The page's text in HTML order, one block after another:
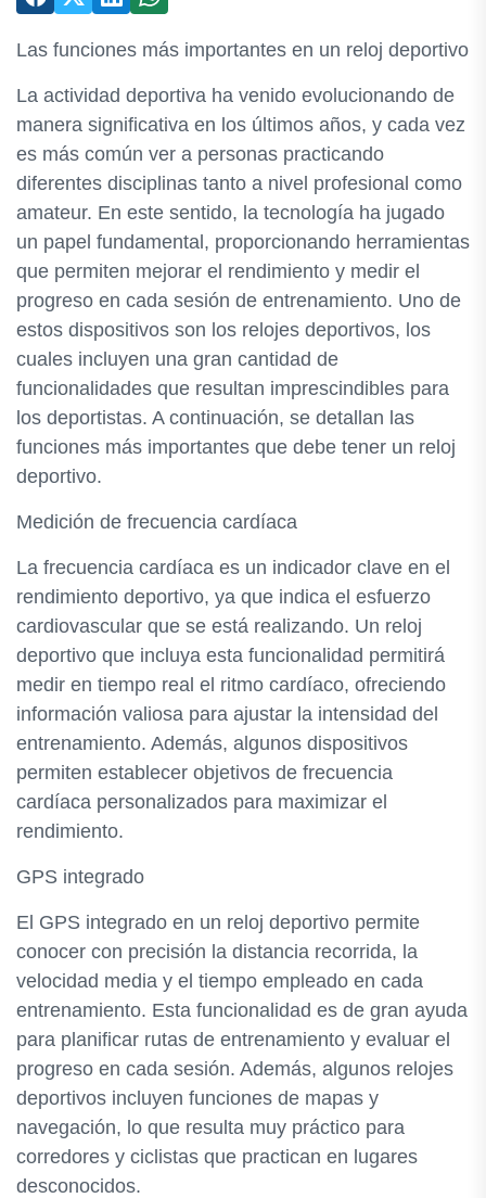
Las funciones más importantes en un reloj deportivo
La actividad deportiva ha venido evolucionando de
manera significativa en los últimos años, y cada vez
es más común ver a personas practicando
diferentes disciplinas tanto a nivel profesional como
amateur. En este sentido, la tecnología ha jugado
un papel fundamental, proporcionando herramientas
que permiten mejorar el rendimiento y medir el
progreso en cada sesión de entrenamiento. Uno de
estos dispositivos son los relojes deportivos, los
cuales incluyen una gran cantidad de
funcionalidades que resultan imprescindibles para
los deportistas. A continuación, se detallan las
funciones más importantes que debe tener un reloj
deportivo.
Medición de frecuencia cardíaca
La frecuencia cardíaca es un indicador clave en el
rendimiento deportivo, ya que indica el esfuerzo
cardiovascular que se está realizando. Un reloj
deportivo que incluya esta funcionalidad permitirá
medir en tiempo real el ritmo cardíaco, ofreciendo
información valiosa para ajustar la intensidad del
entrenamiento. Además, algunos dispositivos
permiten establecer objetivos de frecuencia
cardíaca personalizados para maximizar el
rendimiento.
GPS integrado
El GPS integrado en un reloj deportivo permite
conocer con precisión la distancia recorrida, la
velocidad media y el tiempo empleado en cada
entrenamiento. Esta funcionalidad es de gran ayuda
para planificar rutas de entrenamiento y evaluar el
progreso en cada sesión. Además, algunos relojes
deportivos incluyen funciones de mapas y
navegación, lo que resulta muy práctico para
corredores y ciclistas que practican en lugares
desconocidos.